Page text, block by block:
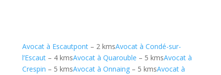
Avocat à Escautpont– 2 kmsAvocat à Condé-sur-
l’Escaut– 4 kmsAvocat à Quarouble – 5 kmsAvocat à
Crespin – 5 kmsAvocat à Onnaing– 5 kmsAvocat à